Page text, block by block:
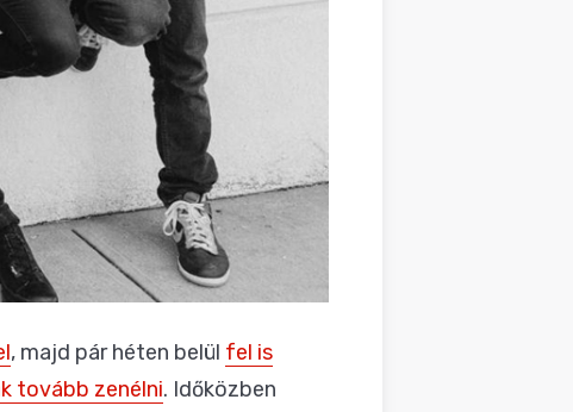
, majd pár héten belül fel is
tovább zenélni. Időközben